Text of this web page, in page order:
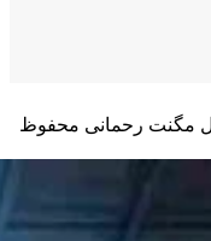
مگنت رحمانی محفوظ